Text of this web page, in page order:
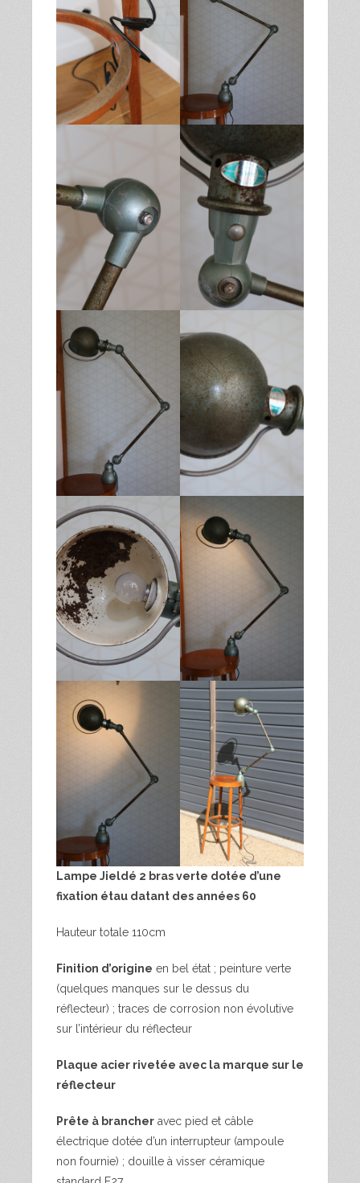
Lampe Jieldé 2 bras verte dotée d’une
fixation étau datant des années 60
Hauteur totale 110cm
Finition d’origine en bel état ; peinture verte
(quelques manques sur le dessus du
réflecteur) ; traces de corrosion non évolutive
sur l’intérieur du réflecteur
Plaque acier rivetée avec la marque sur le
réflecteur
Prête à brancher avec pied et câble
électrique dotée d’un interrupteur (ampoule
non fournie) ; douille à visser céramique